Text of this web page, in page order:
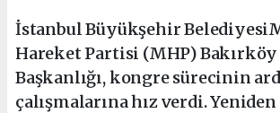
İstanbul Büyükşehir
Hareket Partisi (MHP)
Başkanlığı, kongre sürecinin
çalışmalarına hız verdi.